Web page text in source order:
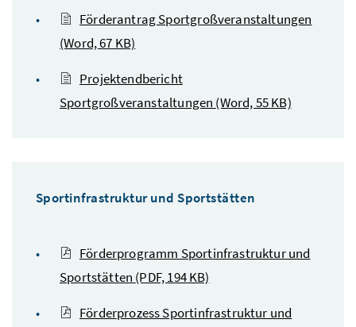
Förderantrag Sportgroßveranstaltungen
(Word, 67 KB)
Projektendbericht
Sportgroßveranstaltungen (Word, 55 KB)
Sportinfrastruktur und Sportstätten
Förderprogramm Sportinfrastruktur und
Sportstätten (PDF, 194 KB)
Förderprozess Sportinfrastruktur und